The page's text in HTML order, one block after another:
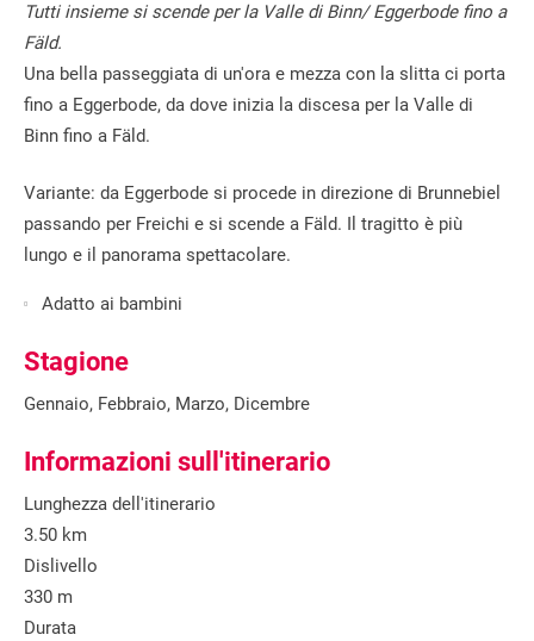
Tutti insieme si scende per la Valle di Binn/ Eggerbode fino a
Fäld.
Una bella passeggiata di un'ora e mezza con la slitta ci porta
fino a Eggerbode, da dove inizia la discesa per la Valle di
Binn fino a Fäld.
Variante: da Eggerbode si procede in direzione di Brunnebiel
passando per Freichi e si scende a Fäld. Il tragitto è più
lungo e il panorama spettacolare.
Adatto ai bambini
Stagione
Gennaio, Febbraio, Marzo, Dicembre
Informazioni sull'itinerario
Lunghezza dell'itinerario
3.50 km
Dislivello
330 m
Durata